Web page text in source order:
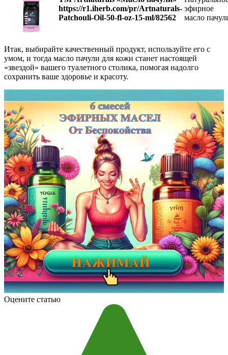
https://r1.iherb.com/pr/Artnaturals-
Patchouli-Oil-50-fl-oz-15-ml/82562
эфирное
масло
Итак, выбирайте качественный продукт, используйте его с
умом, и тогда масло пачули для кожи станет настоящей
«звездой» вашего туалетного столика, помогая надолго
сохранить ваше здоровье и красоту.
Оцените статью